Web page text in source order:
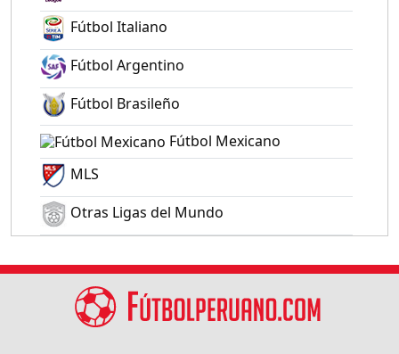
Fútbol Italiano
Fútbol Argentino
Fútbol Brasileño
Fútbol Mexicano
MLS
Otras Ligas del Mundo